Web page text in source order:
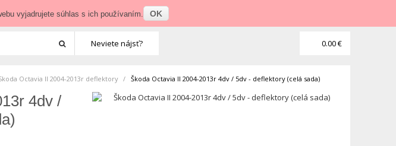
Neviete nájsť? 0.00 €
Octavia II 2004-2013r deflektory Škoda Octavia II 2004-2013r 4dv / 5dv - deflektory (celá sada)
4dv /
vyjadrujete súhlas s ich používaním. OK